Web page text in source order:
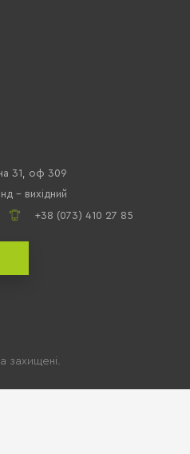
31, оф 309
– вихідний
+38 (073) 410 27 85
захищені.